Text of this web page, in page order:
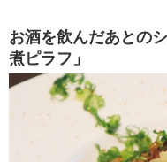
お酒を飲んだあとの
煮ピラフ」